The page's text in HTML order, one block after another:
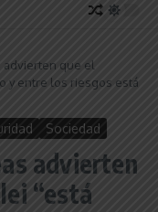
advierten que el
y entre los riesgos está
Sociedad
advierten
“está